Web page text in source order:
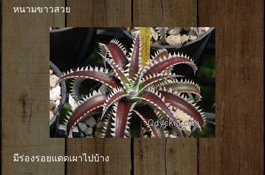
หนามขาวสวย
มีร่องรอยแดดเผาไปบ้าง